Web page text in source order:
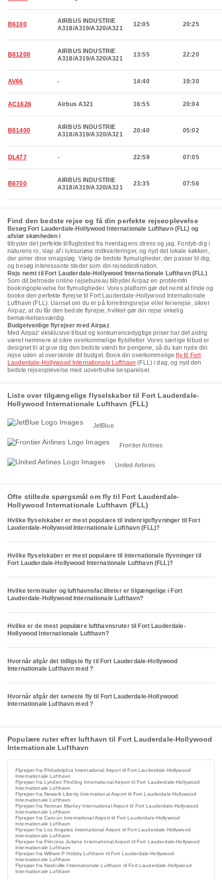
B6100
AIRBUS INDUSTRIE
A318/A319/A320/A321
12:05 20:25
B61200
AIRBUS INDUSTRIE
A318/A319/A320/A321
13:55 22:20
AV66 - 14:40 19:30
AC1626 Airbus A321 16:55 20:04
B61400
AIRBUS INDUSTRIE
A318/A319/A320/A321
20:40 05:02
DL477 - 22:59 07:05
B6700
AIRBUS INDUSTRIE
A318/A319/A320/A321
23:35 07:56
Find den bedste rejse og få din perfekte rejseoplevelse
Besøg Fort Lauderdale-Hollywood Internationale Lufthavn (FLL) og
afslør skønheden i
tilbyder det perfekte tilflugtssted fra hverdagens stress og jag. Fordyb dig i
naturens ro, slap af i luksuriøse indkvarteringer, og nyd det lokale køkken,
der pirrer dine smagsløg. Vælg de bedste flymuligheder, der passer til dig,
og besøg interessante steder som din rejsedestination.
Rejs nemt til Fort Lauderdale-Hollywood Internationale Lufthavn (FLL)
Som dit betroede online rejsebureau tilbyder Airpaz en problemfri
bookingoplevelse for flymuligheder. Vores platform gør det nemt at finde og
booke den perfekte flyrejse til Fort Lauderdale-Hollywood Internationale
Lufthavn (FLL). Uanset om du er på forretningsrejse eller ferierejse, sikrer
Airpaz, at du får den bedste flyrejse, hvilket gør din rejse virkelig
bemærkelsesværdig.
Budgetvenlige flyrejser med Airpaz
Med Airpaz' eksklusive tilbud og konkurrencedygtige priser har det aldrig
været nemmere at sikre overkommelige flybilletter. Vores særlige tilbud er
designet til at give dig den bedste værdi for pengene, så du kan nyde din
rejse uden at overskride dit budget. Book din overkommeligefly til Fort
Lauderdale-Hollywood Internationale Lufthavn (FLL) i dag, og nyd den
bedste rejseoplevelse med uovertrufne besparelser.
Liste over tilgængelige flyselskaber til Fort Lauderdale-
Hollywood Internationale Lufthavn (FLL)
JetBlue
Frontier Airlines
United Airlines
Ofte stillede spørgsmål om fly til Fort Lauderdale-
Hollywood Internationale Lufthavn (FLL)
Hvilke flyselskaber er mest populære til indenrigsflyvninger til Fort
Lauderdale-Hollywood Internationale Lufthavn (FLL)?
Hvilke flyselskaber er mest populære til internationale flyvninger til
Fort Lauderdale-Hollywood Internationale Lufthavn (FLL)?
Hvilke terminaler og lufthavnsfaciliteter er tilgængelige i Fort
Lauderdale-Hollywood Internationale Lufthavn?
Hvilke er de mest populære lufthavnsruter til Fort Lauderdale-
Hollywood Internationale Lufthavn?
Hvornår afgår det tidligste fly til Fort Lauderdale-Hollywood
Internationale Lufthavn med ?
Hvornår afgår det seneste fly til Fort Lauderdale-Hollywood
Internationale Lufthavn med ?
Populære ruter efter lufthavn til Fort Lauderdale-Hollywood
Internationale Lufthavn
Flyrejser fra Philadelphia International Airport til Fort Lauderdale-Hollywood
Internationale Lufthavn
Flyrejser fra Lynden Pindling International Airport til Fort Lauderdale-Hollywood
Internationale Lufthavn
Flyrejser fra Newark Liberty International Airport til Fort Lauderdale-Hollywood
Internationale Lufthavn
Flyrejser fra Norman Manley International Airport til Fort Lauderdale-Hollywood
Internationale Lufthavn
Flyrejser fra Cancún International Airport til Fort Lauderdale-Hollywood
Internationale Lufthavn
Flyrejser fra Los Angeles International Airport til Fort Lauderdale-Hollywood
Internationale Lufthavn
Flyrejser fra Princess Juliana International Airport til Fort Lauderdale-Hollywood
Internationale Lufthavn
Flyrejser fra William P Hobby Lufthavn til Fort Lauderdale-Hollywood
Internationale Lufthavn
Flyrejser fra Nashville Internationale Lufthavn til Fort Lauderdale-Hollywood
Internationale Lufthavn